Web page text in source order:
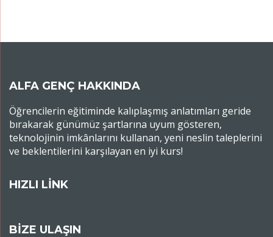
ALFA GENÇ HAKKINDA
Öğrencilerin eğitiminde kalıplaşmış anlatımları geride
bırakarak günümüz şartlarına uyum gösteren,
teknolojinin imkânlarını kullanan, yeni neslin taleplerini
ve beklentilerini karşılayan en iyi kurs!
HIZLI LİNK
BİZE ULAŞIN